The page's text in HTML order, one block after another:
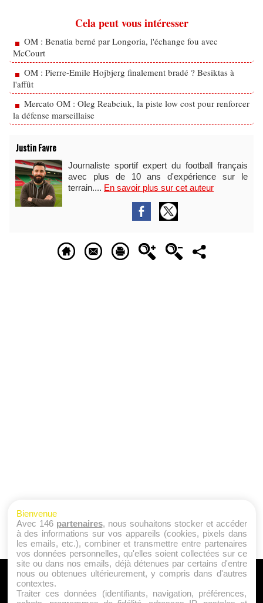
Cela peut vous intéresser
OM : Benatia berné par Longoria, l'échange fou avec
McCourt
OM : Pierre-Emile Hojbjerg finalement bradé ? Besiktas à
l'affût
Mercato OM : Oleg Reabciuk, la piste low cost pour renforcer
la défense marseillaise
Justin Favre
Journaliste sportif expert du football français
avec plus de 10 ans d'expérience sur le
terrain.... En savoir plus sur cet auteur
A PROPOS
Qui sommes nous ?
Bienvenue
Avec 146 partenaires, nous souhaitons stocker et accéder
à des informations sur vos appareils (cookies, pixels dans
les emails, etc.), combiner et transmettre entre partenaires
vos données personnelles, qu'elles soient collectées sur ce
site ou dans nos emails, déjà détenues par certains d'entre
nous ou obtenues ultérieurement, y compris dans d'autres
contextes.
Traiter ces données (identifiants, navigation, préférences,